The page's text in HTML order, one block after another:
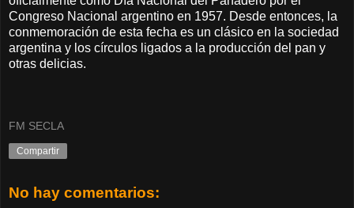
Congreso Nacional argentino en 1957. Desde entonces, la
conmemoración de esta fecha es un clásico en la sociedad
argentina y los círculos ligados a la producción del pan y
otras delicias.
FM SECLA
Compartir
No hay comentarios: